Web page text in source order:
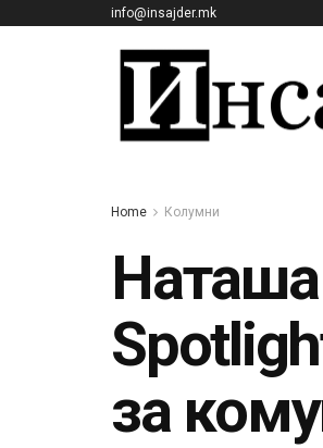
info@insajder.mk
Home Колумни
за